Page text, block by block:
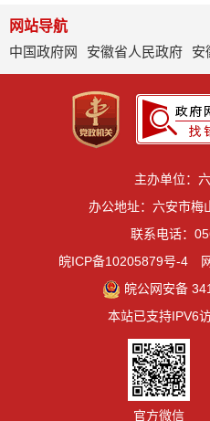
网站导航
中国政府网
安徽省人民政府 安
主办单位：
办公地址：六安市梅
联系电话：
皖ICP备10205879号-4
皖公网安备
本站已支持IPV6
官方微信